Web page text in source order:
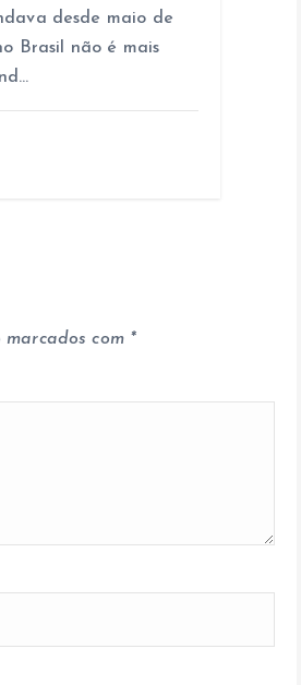
desde maio de
Brasil não é mais
com *